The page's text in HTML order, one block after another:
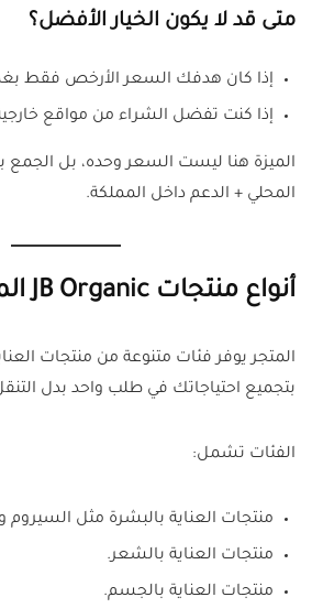
متى قد لا يكون الخيار الأفضل؟
إذا كان هدفك السعر الأرخص فقط
إذا كنت تفضل الشراء من مواقع
الميزة هنا ليست السعر وحده، بل الجمع
المحلي + الدعم داخل المملكة.
أنواع منتجات JB Organic المتاحة
المتجر يوفر فئات متنوعة من منتجات
بتجميع احتياجاتك في طلب واحد بدل
الفئات تشمل:
منتجات العناية بالبشرة مثل
منتجات العناية بالشعر.
منتجات العناية بالجسم.